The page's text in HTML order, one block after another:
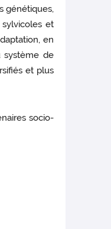
génétiques,
et
en
système de
et plus
socio-